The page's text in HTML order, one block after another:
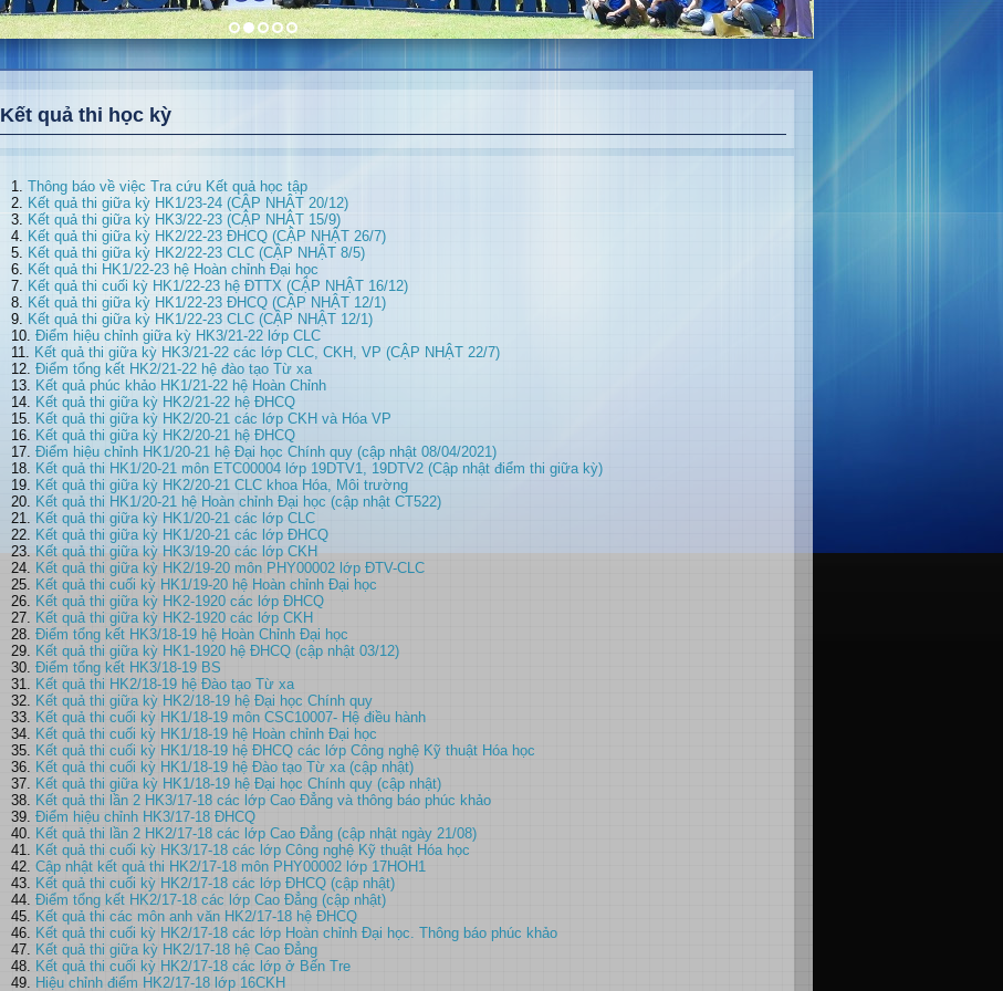
Kết quả thi học kỳ
Thông báo về việc Tra cứu Kết quả học tập
Kết quả thi giữa kỳ HK1/23-24 (CẬP NHẬT 20/12)
Kết quả thi giữa kỳ HK3/22-23 (CẬP NHẬT 15/9)
Kết quả thi giữa kỳ HK2/22-23 ĐHCQ (CẬP NHẬT 26/7)
Kết quả thi giữa kỳ HK2/22-23 CLC (CẬP NHẬT 8/5)
Kết quả thi HK1/22-23 hệ Hoàn chỉnh Đại học
Kết quả thi cuối kỳ HK1/22-23 hệ ĐTTX (CẬP NHẬT 16/12)
Kết quả thi giữa kỳ HK1/22-23 ĐHCQ (CẬP NHẬT 12/1)
Kết quả thi giữa kỳ HK1/22-23 CLC (CẬP NHẬT 12/1)
Điểm hiệu chỉnh giữa kỳ HK3/21-22 lớp CLC
Kết quả thi giữa kỳ HK3/21-22 các lớp CLC, CKH, VP (CẬP NHẬT 22/7)
Điểm tổng kết HK2/21-22 hệ đào tạo Từ xa
Kết quả phúc khảo HK1/21-22 hệ Hoàn Chỉnh
Kết quả thi giữa kỳ HK2/21-22 hệ ĐHCQ
Kết quả thi giữa kỳ HK2/20-21 các lớp CKH và Hóa VP
Kết quả thi giữa kỳ HK2/20-21 hệ ĐHCQ
Điểm hiệu chỉnh HK1/20-21 hệ Đại học Chính quy (cập nhật 08/04/2021)
Kết quả thi HK1/20-21 môn ETC00004 lớp 19DTV1, 19DTV2 (Cập nhật điểm thi giữa kỳ)
Kết quả thi giữa kỳ HK2/20-21 CLC khoa Hóa, Môi trường
Kết quả thi HK1/20-21 hệ Hoàn chỉnh Đại học (cập nhật CT522)
Kết quả thi giữa kỳ HK1/20-21 các lớp CLC
Kết quả thi giữa kỳ HK1/20-21 các lớp ĐHCQ
Kết quả thi giữa kỳ HK3/19-20 các lớp CKH
Kết quả thi giữa kỳ HK2/19-20 môn PHY00002 lớp ĐTV-CLC
Kết quả thi cuối kỳ HK1/19-20 hệ Hoàn chỉnh Đại học
Kết quả thi giữa kỳ HK2-1920 các lớp ĐHCQ
Kết quả thi giữa kỳ HK2-1920 các lớp CKH
Điểm tổng kết HK3/18-19 hệ Hoàn Chỉnh Đại học
Kết quả thi giữa kỳ HK1-1920 hệ ĐHCQ (cập nhật 03/12)
Điểm tổng kết HK3/18-19 BS
Kết quả thi HK2/18-19 hệ Đào tạo Từ xa
Kết quả thi giữa kỳ HK2/18-19 hệ Đại học Chính quy
Kết quả thi cuối kỳ HK1/18-19 môn CSC10007- Hệ điều hành
Kết quả thi cuối kỳ HK1/18-19 hệ Hoàn chỉnh Đại học
Kết quả thi cuối kỳ HK1/18-19 hệ ĐHCQ các lớp Công nghệ Kỹ thuật Hóa học
Kết quả thi cuối kỳ HK1/18-19 hệ Đào tạo Từ xa (cập nhật)
Kết quả thi giữa kỳ HK1/18-19 hệ Đại học Chính quy (cập nhật)
Kết quả thi lần 2 HK3/17-18 các lớp Cao Đẳng và thông báo phúc khảo
Điểm hiệu chỉnh HK3/17-18 ĐHCQ
Kết quả thi lần 2 HK2/17-18 các lớp Cao Đẳng (cập nhật ngày 21/08)
Kết quả thi cuối kỳ HK3/17-18 các lớp Công nghệ Kỹ thuật Hóa học
Cập nhật kết quả thi HK2/17-18 môn PHY00002 lớp 17HOH1
Kết quả thi cuối kỳ HK2/17-18 các lớp ĐHCQ (cập nhật)
Điểm tổng kết HK2/17-18 các lớp Cao Đẳng (cập nhật)
Kết quả thi các môn anh văn HK2/17-18 hệ ĐHCQ
Kết quả thi cuối kỳ HK2/17-18 các lớp Hoàn chỉnh Đại học. Thông báo phúc khảo
Kết quả thi giữa kỳ HK2/17-18 hệ Cao Đẳng
Kết quả thi cuối kỳ HK2/17-18 các lớp ở Bến Tre
Hiệu chỉnh điểm HK2/17-18 lớp 16CKH